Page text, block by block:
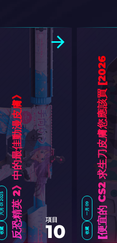
一月 09
收藏
便
宜
的
C
S
2
求
生
刀
皮
膚
您
應
該
買
[
2
0
2
6
]
六月 01 2025
收藏
《
反
恐
精
英
2
》
中
的
最
佳
動
漫
皮
膚
項目
10